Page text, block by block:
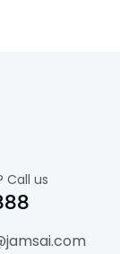
Call us